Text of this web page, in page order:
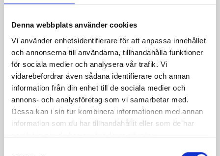
Denna webbplats använder cookies
Vi använder enhetsidentifierare för att anpassa innehållet
och annonserna till användarna, tillhandahålla funktioner
för sociala medier och analysera vår trafik. Vi
vidarebefordrar även sådana identifierare och annan
information från din enhet till de sociala medier och
annons- och analysföretag som vi samarbetar med.
Dessa kan i sin tur kombinera informationen med annan
information som du har tillhandahållit eller som de har
samlat in när du har använt deras tjänster.